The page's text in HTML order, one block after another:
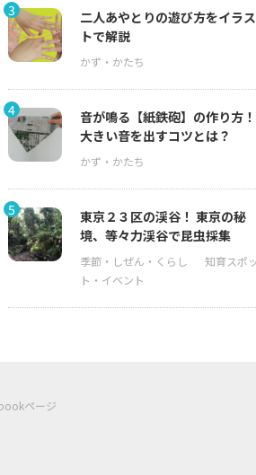
3
二人あやとりの遊び方をイラス
トで解説
4
音が鳴る【紙鉄砲】の作り方！
大きい音を出すコツとは？
5
東京２３区の渓谷！ 東京の秘
境、等々力渓谷で昆虫採集
ページ